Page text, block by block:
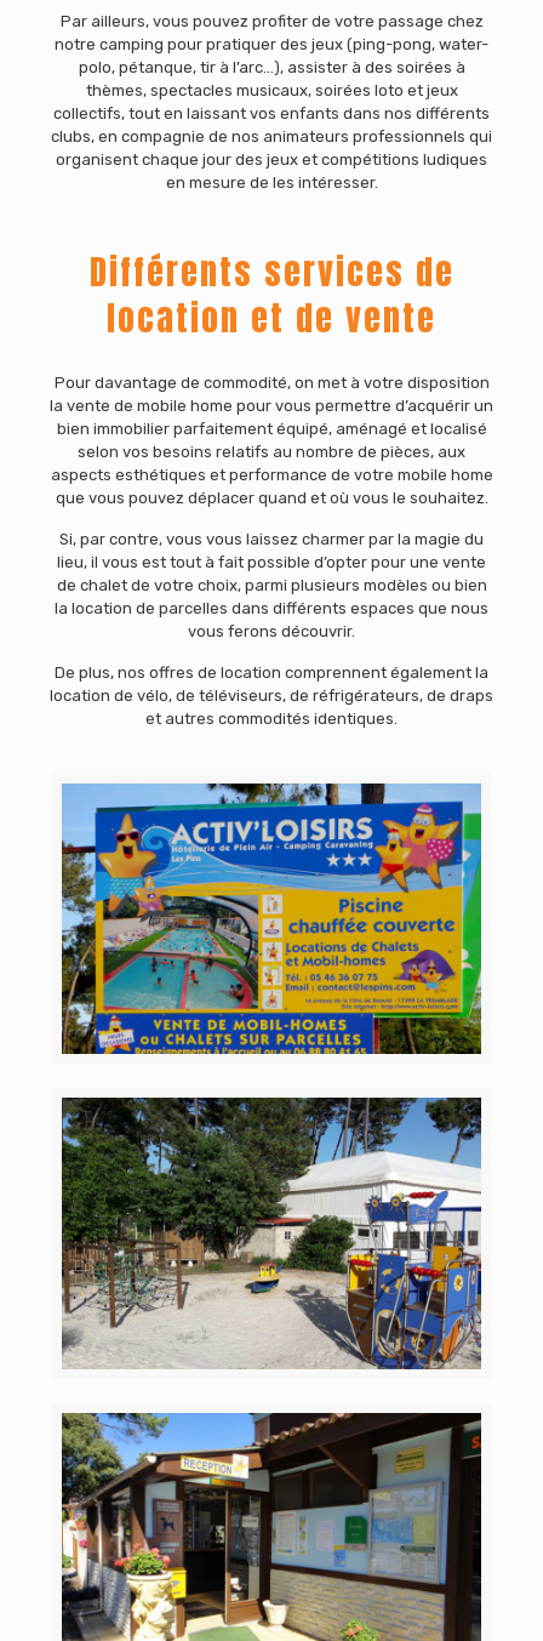
Par ailleurs, vous pouvez profiter de votre passage chez
notre camping pour pratiquer des jeux (ping-pong, water-
polo, pétanque, tir à l’arc…), assister à des soirées à
thèmes, spectacles musicaux, soirées loto et jeux
collectifs, tout en laissant vos enfants dans nos différents
clubs, en compagnie de nos animateurs professionnels qui
organisent chaque jour des jeux et compétitions ludiques
en mesure de les intéresser.
Différents services de
location et de vente
Pour davantage de commodité, on met à votre disposition
la vente de mobile home pour vous permettre d’acquérir un
bien immobilier parfaitement équipé, aménagé et localisé
selon vos besoins relatifs au nombre de pièces, aux
aspects esthétiques et performance de votre mobile home
que vous pouvez déplacer quand et où vous le souhaitez.
Si, par contre, vous vous laissez charmer par la magie du
lieu, il vous est tout à fait possible d’opter pour une vente
de chalet de votre choix, parmi plusieurs modèles ou bien
la location de parcelles dans différents espaces que nous
vous ferons découvrir.
De plus, nos offres de location comprennent également la
location de vélo, de téléviseurs, de réfrigérateurs, de draps
et autres commodités identiques.